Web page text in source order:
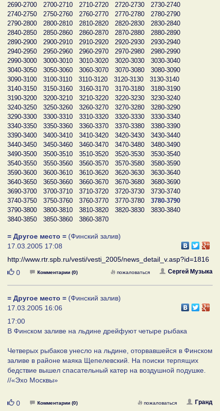
2690-2700
2700-2710 2710-2720 2720-2730
2730-2740
2740-2750
2750-2760 2760-2770 2770-2780
2780-2790
2790-2800
2800-2810 2810-2820 2820-2830
2830-2840
2840-2850
2850-2860 2860-2870 2870-2880
2880-2890
2890-2900
2900-2910 2910-2920 2920-2930
2930-2940
2940-2950
2950-2960 2960-2970 2970-2980
2980-2990
2990-3000
3000-3010 3010-3020 3020-3030
3030-3040
3040-3050
3050-3060 3060-3070 3070-3080
3080-3090
3090-3100
3100-3110 3110-3120 3120-3130
3130-3140
3140-3150
3150-3160 3160-3170 3170-3180
3180-3190
3190-3200
3200-3210 3210-3220 3220-3230
3230-3240
3240-3250
3250-3260 3260-3270 3270-3280
3280-3290
3290-3300
3300-3310 3310-3320 3320-3330
3330-3340
3340-3350
3350-3360 3360-3370 3370-3380
3380-3390
3390-3400
3400-3410 3410-3420 3420-3430
3430-3440
3440-3450
3450-3460 3460-3470 3470-3480
3480-3490
3490-3500
3500-3510 3510-3520 3520-3530
3530-3540
3540-3550
3550-3560 3560-3570 3570-3580
3580-3590
3590-3600
3600-3610 3610-3620 3620-3630
3630-3640
3640-3650
3650-3660 3660-3670 3670-3680
3680-3690
3690-3700
3700-3710 3710-3720 3720-3730
3730-3740
3740-3750
3750-3760 3760-3770 3770-3780
3780-3790
3790-3800
3800-3810 3810-3820 3820-3830
3830-3840
3840-3850
3850-3860 3860-3870
= Другое место = (Финский залив)
17.03.2005 17:08
http://www.rtr.spb.ru/vesti/vesti_2005/news_detail_v.asp?id=1816
Нравится
0 Комментарии (0) Сергей Музыка
пожаловаться
= Другое место = (Финский залив)
17.03.2005 16:06
17:00
В Финском заливе на льдине дрейфуют четыре рыбака
Четверых рыбаков унесло на льдине, оторвавшейся в Финском
заливе в районе маяка Щепелевский. На поиски терпящих
бедствие вышел спасательный катер на воздушной подушке.
//«Эхо Москвы»
Нравится
0 Комментарии (0) Гранд
пожаловаться